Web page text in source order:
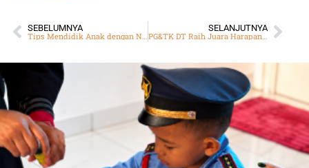
SEBELUMNYA
SELANJUTNYA